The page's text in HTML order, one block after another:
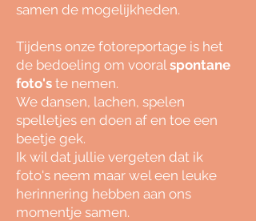
samen de mogelijkheden.
Tijdens onze fotoreportage is het
de bedoeling om vooralspontane
foto's te nemen.
We dansen, lachen, spelen
spelletjes en doen af en toe een
beetje gek.
Ik wil dat jullie vergeten dat ik
foto's neem maar wel een leuke
herinnering hebben aan ons
momentje samen.